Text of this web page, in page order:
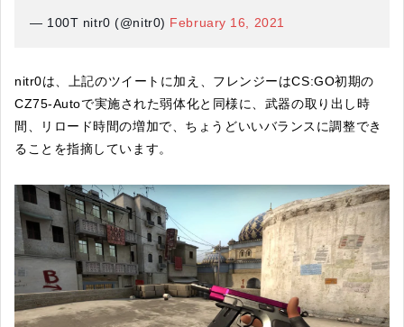
— 100T nitr0 (@nitr0) February 16, 2021
nitr0は、上記のツイートに加え、フレンジーはCS:GO初期の
CZ75-Autoで実施された弱体化と同様に、武器の取り出し時
間、リロード時間の増加で、ちょうどいいバランスに調整でき
ることを指摘しています。